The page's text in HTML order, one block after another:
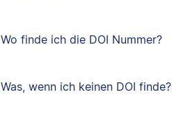
Wo finde ich die DOI Nummer?
Was, wenn ich keinen DOI finde?